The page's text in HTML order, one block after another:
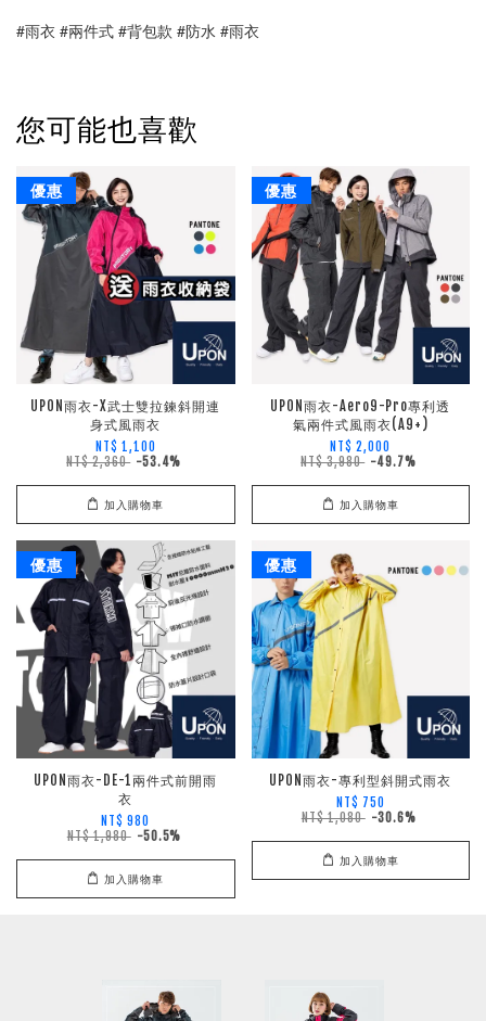
#雨衣 #兩件式 #背包款 #防水 #雨衣
您可能也喜歡
優惠
UPON雨衣-X武士雙拉鍊斜開連
身式風雨衣
NT$ 1,100
NT$ 2,360 -53.4%
加入購物車
優惠
UPON雨衣-Aero9-Pro專利透
氣兩件式風雨衣(A9+)
NT$ 2,000
NT$ 3,980 -49.7%
加入購物車
優惠
UPON雨衣-DE-1兩件式前開雨
衣
NT$ 980
NT$ 1,980 -50.5%
加入購物車
優惠
UPON雨衣-專利型斜開式雨衣
NT$ 750
NT$ 1,080 -30.6%
加入購物車